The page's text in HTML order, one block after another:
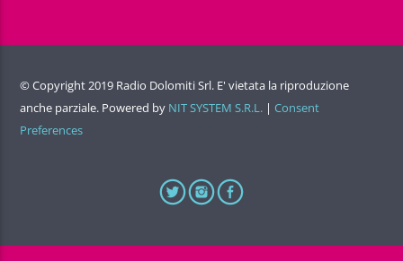
© Copyright 2019 Radio Dolomiti Srl. E' vietata la riproduzione
anche parziale. Powered by NIT SYSTEM S.R.L. | Consent
Preferences